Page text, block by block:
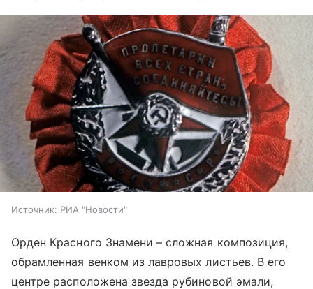
Источник: РИА "Новости"
Орден Красного Знамени – сложная композиция,
обрамленная венком из лавровых листьев. В его
центре расположена звезда рубиновой эмали,